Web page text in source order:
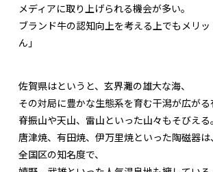
メディアに取り上げられる機会が多い。
ブランド牛の認知向上を考える上でもメリ
ん」
佐賀県はというと、玄界灘の雄大な海、
その対局に豊かな生態系を育む干潟が広がる
脊振山や天山、雷山といった山々もそびえる。
唐津焼、有田焼、伊万里焼といった陶磁器は
全国区の知名度で、